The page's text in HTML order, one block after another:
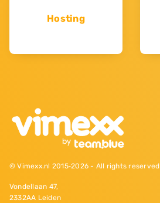
Hosting
© Vimexx.nl 2015‐2026 - All rights reserved
Vondellaan 47,
2332AA Leiden